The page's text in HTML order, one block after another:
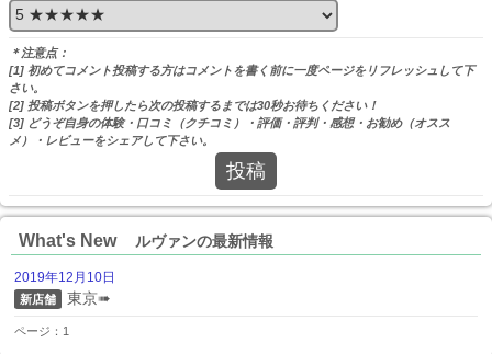
＊注意点：
[1] 初めてコメント投稿する方はコメントを書く前に一度ページをリフレッシュして下
さい。
[2] 投稿ボタンを押したら次の投稿するまでは30秒お待ちください！
[3] どうぞ自身の体験・口コミ（クチコミ）・評価・評判・感想・お勧め（オスス
メ）・レビューをシェアして下さい。
投稿
What's New ルヴァンの最新情報
2019年12月10日
新店舗 東京➠
ページ：1